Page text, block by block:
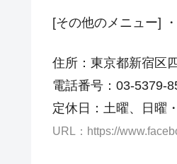
[その他のメニュー]
住所：東京都新宿区
電話番号：03-5379-
定休日：土曜、日曜
URL：https://